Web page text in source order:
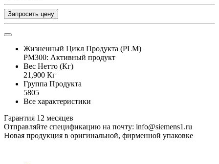
Запросить цену
Жизненный Цикл Продукта (PLM)
PM300: Активный продукт
Вес Нетто (Кг)
21,900 Кг
Группа Продукта
5805
Все характеристики
Гарантия 12 месяцев
Отправляйте спецификацию на почту: info@siemens1.ru
Новая продукция в оригинальной, фирменной упаковке